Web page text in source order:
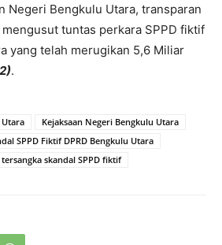
Negeri Bengkulu Utara, transparan
tuntas perkara SPPD fiktif
yang telah merugikan 5,6 Miliar
.
Kejaksaan Negeri Bengkulu Utara
SPPD Fiktif DPRD Bengkulu Utara
skandal SPPD fiktif